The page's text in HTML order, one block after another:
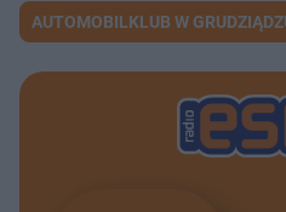
AUTOMOBILKLUB W